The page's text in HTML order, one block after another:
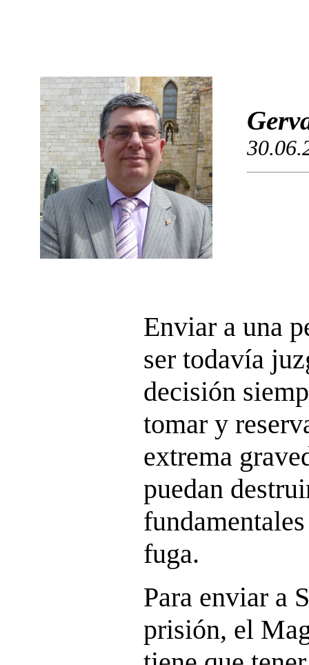
Enviar a una
ser todavía
decisión
tomar y
extrema
puedan
fuga.
Para enviar a
prisión, el